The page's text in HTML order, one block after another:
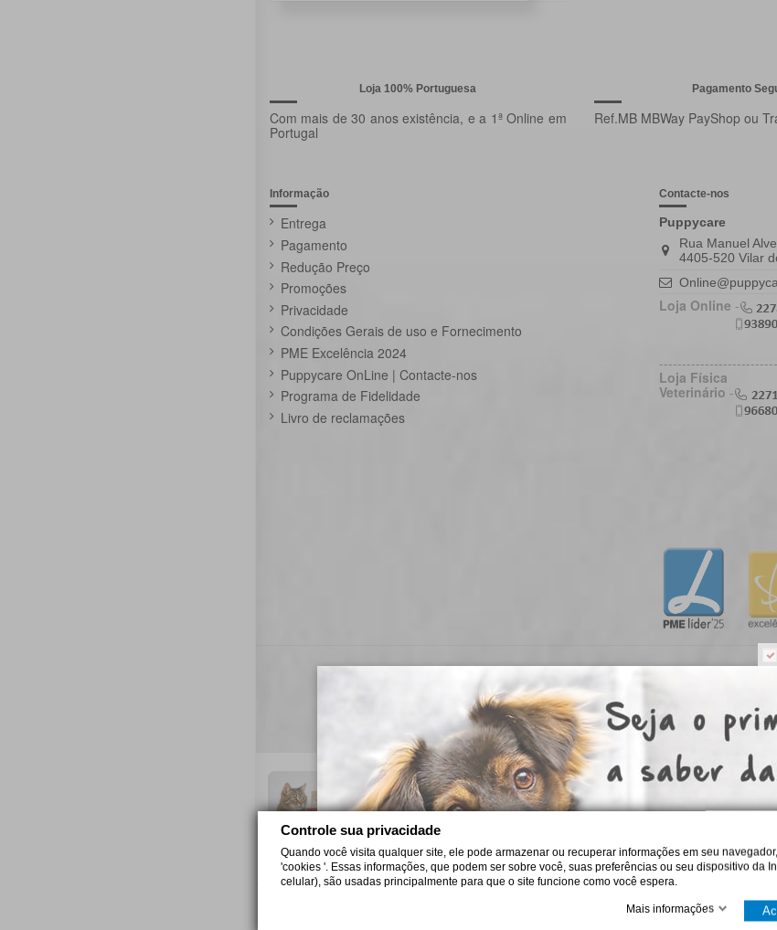
Loja 100% Portuguesa
Com mais de 30 anos existência, e a 1ª Online em
Portugal
Pagamento
Ref.MB MBWay PayShop ou
Informação
Entrega
Pagamento
Redução Preço
Promoções
Privacidade
Condições Gerais de uso e Fornecimento
PME Excelência 2024
Puppycare OnLine | Contacte-nos
Programa de Fidelidade
Livro de reclamações
Contacte-nos
Puppycare
Rua Manuel
4405-520 Vilar
Loja Online -
Loja Física
Veterinário -
Puppycare Unipessoal, Lda
Como escolher a fórmula Royal Canin certa
Saiba escolher Royal Canin para cão ou gato por idade,
critérios práticos para uma alimentação diária adequada e segura.
6 de agosto de 2026
Pro Plan: como escolher a alimentação certa
Controle sua privacidade
Quando você visita qualquer site, ele pode armazenar ou recuperar informações em seu
'cookies '. Essas informações, que podem ser sobre você, suas preferências ou seu dispositivo da
celular), são usadas principalmente para que o site funcione como você espera.
Mais informações